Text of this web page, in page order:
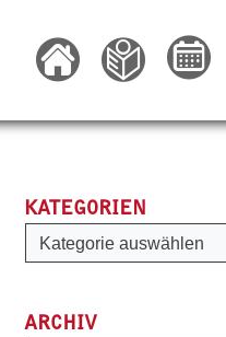
KATEGORIEN
Kategorien
Kategorie auswählen
ARCHIV